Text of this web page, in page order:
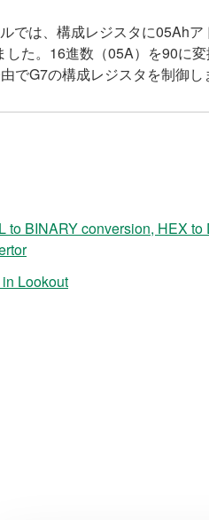
では、構成レジスタに05Ah
した。16進数（05A）を90に
でG7の構成レジスタを制御し
to BINARY conversion, HEX to
Lookout